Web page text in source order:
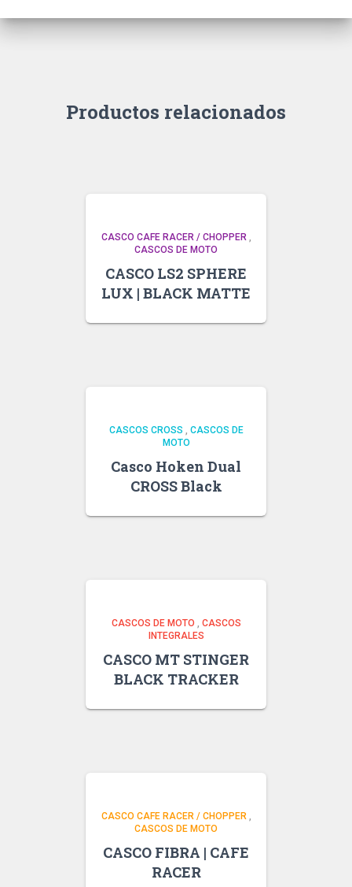
Productos relacionados
CASCO CAFE RACER / CHOPPER,
CASCOS DE MOTO
CASCO LS2 SPHERE
LUX | BLACK MATTE
CASCOS CROSS , CASCOS DE
MOTO
Casco Hoken Dual
CROSS Black
CASCOS DE MOTO , CASCOS
INTEGRALES
CASCO MT STINGER
BLACK TRACKER
CASCO CAFE RACER / CHOPPER,
CASCOS DE MOTO
CASCO FIBRA | CAFE
RACER